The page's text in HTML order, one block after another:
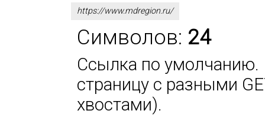
https://www.mdregion.ru/
Символов: 24
Ссылка по умолчанию.
страницу с разными
хвостами).